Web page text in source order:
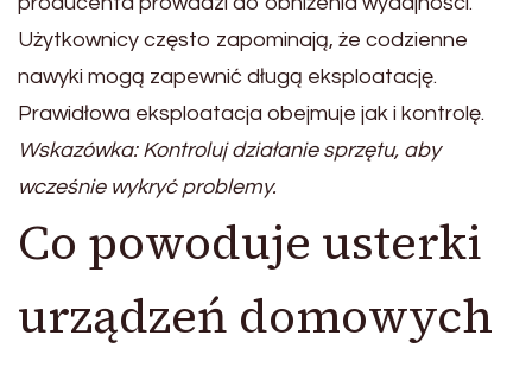
Użytkownicy często zapominają, że codzienne
nawyki mogą zapewnić długą eksploatację.
Prawidłowa eksploatacja obejmuje jak i kontrolę.
Wskazówka: Kontroluj działanie sprzętu, aby
wcześnie wykryć problemy.
Co powoduje usterki
urządzeń domowych